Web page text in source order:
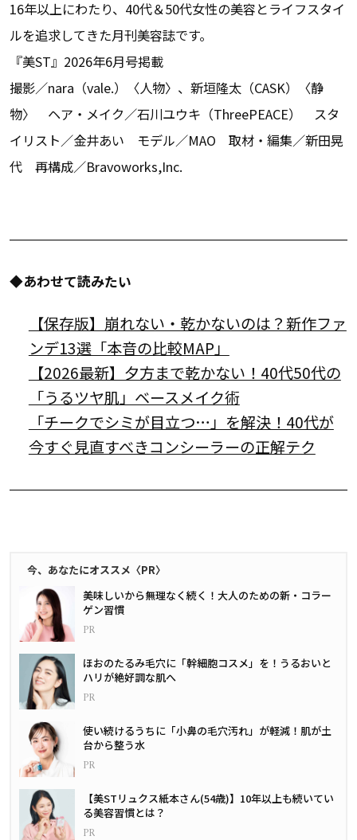
16年以上にわたり、40代＆50代女性の美容とライフスタイ
ルを追求してきた月刊美容誌です。
『美ST』2026年6月号掲載
撮影／nara（vale.）〈人物〉、新垣隆太（CASK）〈静
物〉 ヘア・メイク／石川ユウキ（ThreePEACE） スタ
イリスト／金井あい モデル／MAO 取材・編集／新田晃
代 再構成／Bravoworks,Inc.
◆あわせて読みたい
【保存版】崩れない・乾かないのは？新作ファ
ンデ13選「本音の比較MAP」
【2026最新】夕方まで乾かない！40代50代の
「うるツヤ肌」ベースメイク術
「チークでシミが目立つ…」を解決！40代が
今すぐ見直すべきコンシーラーの正解テク
今、あなたにオススメ〈PR〉
美味しいから無理なく続く！大人のための新・コラー
ゲン習慣
ほおのたるみ毛穴に「幹細胞コスメ」を！うるおいと
ハリが絶好調な肌へ
使い続けるうちに「小鼻の毛穴汚れ」が軽減！肌が土
台から整う水
【美STリュクス紙本さん(54歳)】10年以上も続いてい
る美容習慣とは？